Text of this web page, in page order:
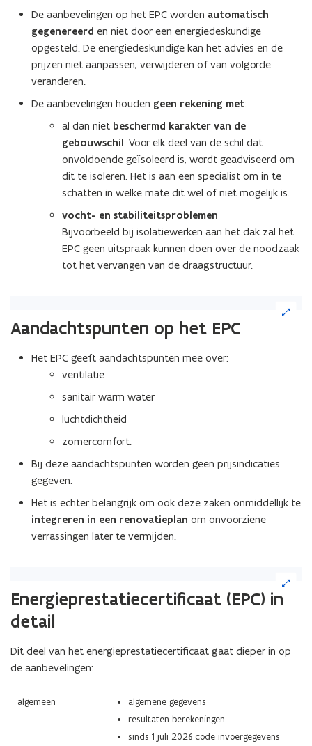
de
voor
v
e
n
s
t
r
)
De aanbevelingen op het EPC worden automatisch
gegenereerd en niet door een energiedeskundige
opgesteld. De energiedeskundige kan het advies en de
prijzen niet aanpassen, verwijderen of van volgorde
veranderen.
De aanbevelingen houden geen rekening met:
al dan niet beschermd karakter van de
gebouwschil. Voor elk deel van de schil dat
onvoldoende geïsoleerd is, wordt geadviseerd om
dit te isoleren. Het is aan een specialist om in te
schatten in welke mate dit wel of niet mogelijk is.
vocht- en stabiliteitsproblemen
Bijvoorbeeld bij isolatiewerken aan het dak zal het
EPC geen uitspraak kunnen doen over de noodzaak
tot het vervangen van de draagstructuur.
Aandachtspunten op het EPC
de
afbeelding
voor
een
vergrote
weergave)
Het EPC geeft aandachtspunten mee over:
ventilatie
sanitair warm water
luchtdichtheid
zomercomfort.
Bij deze aandachtspunten worden geen prijsindicaties
gegeven.
Het is echter belangrijk om ook deze zaken onmiddellijk te
integreren in een renovatieplan om onvoorziene
verrassingen later te vermijden.
Energieprestatiecertificaat (EPC) in
detail
Dit deel van het energieprestatiecertificaat gaat dieper in op
de aanbevelingen:
algemeen
algemene gegevens
resultaten berekeningen
sinds 1 juli 2026 code invoergegevens